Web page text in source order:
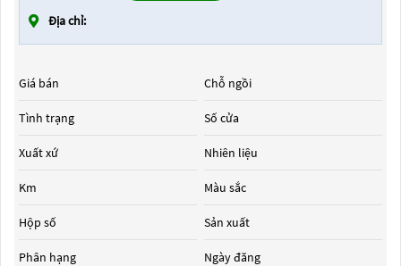
Địa chỉ:
Giá bán
Tình trạng
Xuất xứ
Km
Hộp số
Phân hạng
Chỗ ngồi
Số cửa
Nhiên liệu
Màu sắc
Sản xuất
Ngày đăng